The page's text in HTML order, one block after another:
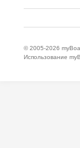
© 2005-2026
Использование